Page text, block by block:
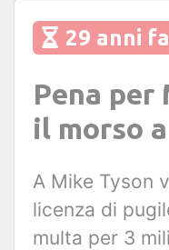
29 anni fa
Pena per
il morso
A Mike Tyson
licenza di
multa per 3